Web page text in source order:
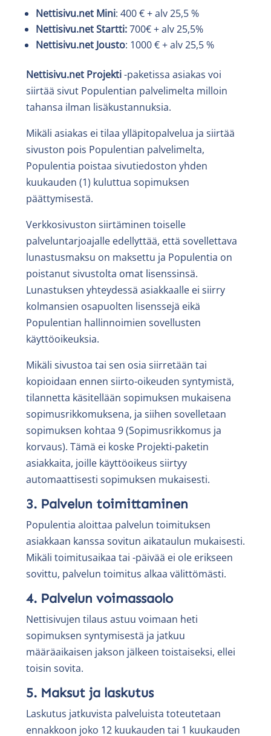
Nettisivu.net Mini: 400 € + alv 25,5 %
Nettisivu.net Startti:700€ + alv 25,5%
Nettisivu.net Jousto: 1000 € + alv 25,5 %
Nettisivu.net Projekti-paketissa asiakas voi
siirtää sivut Populentian palvelimelta milloin
tahansa ilman lisäkustannuksia.
Mikäli asiakas ei tilaa ylläpitopalvelua ja siirtää
sivuston pois Populentian palvelimelta,
Populentia poistaa sivutiedoston yhden
kuukauden (1) kuluttua sopimuksen
päättymisestä.
Verkkosivuston siirtäminen toiselle
palveluntarjoajalle edellyttää, että sovellettava
lunastusmaksu on maksettu ja Populentia on
poistanut sivustolta omat lisenssinsä.
Lunastuksen yhteydessä asiakkaalle ei siirry
kolmansien osapuolten lisenssejä eikä
Populentian hallinnoimien sovellusten
käyttöoikeuksia.
Mikäli sivustoa tai sen osia siirretään tai
kopioidaan ennen siirto-oikeuden syntymistä,
tilannetta käsitellään sopimuksen mukaisena
sopimusrikkomuksena, ja siihen sovelletaan
sopimuksen kohtaa 9 (Sopimusrikkomus ja
korvaus). Tämä ei koske Projekti-paketin
asiakkaita, joille käyttöoikeus siirtyy
automaattisesti sopimuksen mukaisesti.
3. Palvelun toimittaminen
Populentia aloittaa palvelun toimituksen
asiakkaan kanssa sovitun aikataulun mukaisesti.
Mikäli toimitusaikaa tai -päivää ei ole erikseen
sovittu, palvelun toimitus alkaa välittömästi.
4. Palvelun voimassaolo
Nettisivujen tilaus astuu voimaan heti
sopimuksen syntymisestä ja jatkuu
määräaikaisen jakson jälkeen toistaiseksi, ellei
toisin sovita.
5. Maksut ja laskutus
Laskutus jatkuvista palveluista toteutetaan
ennakkoon joko 12 kuukauden tai 1 kuukauden